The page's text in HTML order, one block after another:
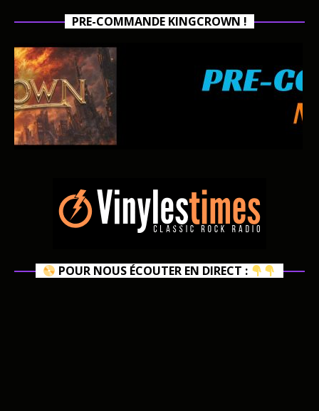
PRE-COMMANDE KINGCROWN !
POUR NOUS ÉCOUTER EN DIRECT :